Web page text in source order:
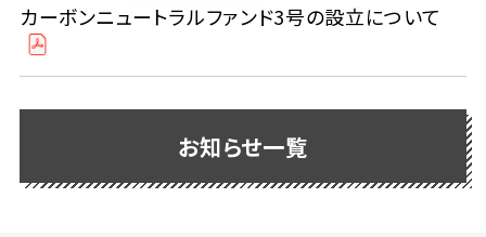
カーボンニュートラルファンド3号の設立について
お知らせ一覧